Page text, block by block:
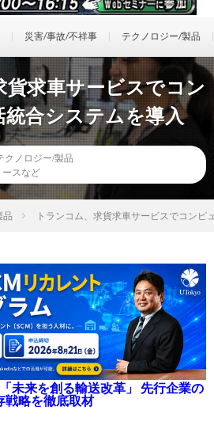
災害/事故/不祥事 テクノロジー/製品
貨求車サービスでコン
合システムを導入
クノロジー/製品
ースなど
品 トランコム、求貨求車サービスでコンピ
未来を創る輸送改革」 先行企業の
戦略を徹底取材